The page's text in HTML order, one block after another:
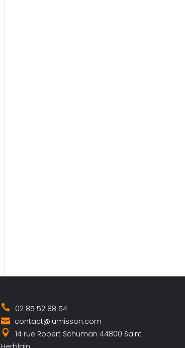
02 85 52 88 54
contact@lumisson.com
14 rue Robert Schuman 44800 Saint